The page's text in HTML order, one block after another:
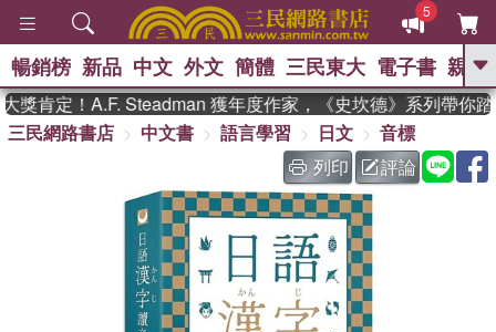
5
GO
熱搜： 東野圭吾 、 高希均教授回憶錄
The Odyssey 、 父親節 、 如果歷
史是一群喵 、 暑期推薦 、 國際布克
獎 臺灣漫遊錄 、 方念華
、 數學女孩：黎曼猜想
偉大的迷走神經
暢銷榜 新品 中文 外文 簡體 三民東大 電子書 親子
肯定！A.F. Steadman 獲年度作家，《史坎德》系列帶你踏
三民網路書店
中文書 語言學習 日文
音標
列印
評論